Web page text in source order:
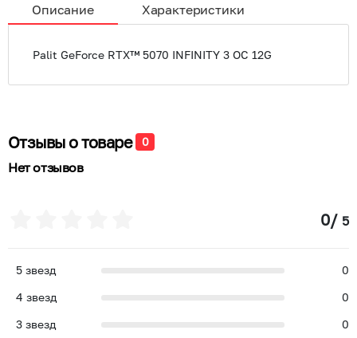
Описание Характеристики
Palit GeForce RTX™ 5070 INFINITY 3 OC 12G
Отзывы о товаре 0
Нет отзывов
0/ 5
5 звезд
0
4 звезд
0
3 звезд
0